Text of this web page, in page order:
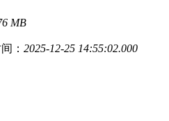
MB
： 2025-12-25 14:55:02.000